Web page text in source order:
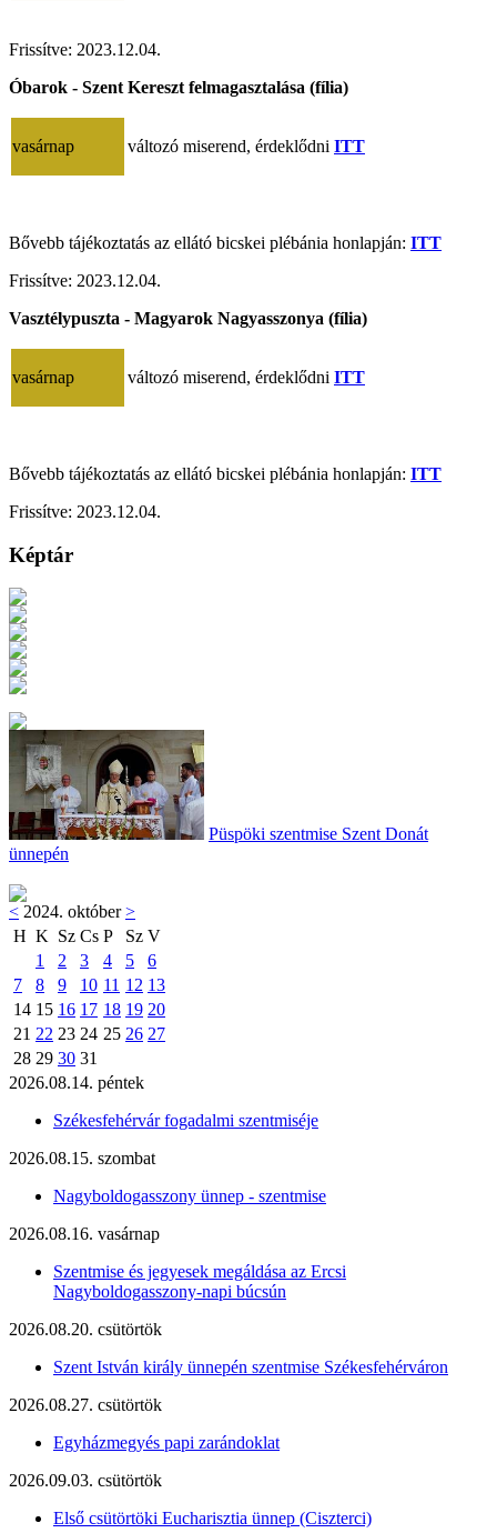
Frissítve: 2023.12.04.
Óbarok - Szent Kereszt felmagasztalása (fília)
vasárnap változó miserend, érdeklődni ITT
Bővebb tájékoztatás az ellátó bicskei plébánia honlapján: ITT
Frissítve: 2023.12.04.
Vasztélypuszta - Magyarok Nagyasszonya (fília)
vasárnap változó miserend, érdeklődni ITT
Bővebb tájékoztatás az ellátó bicskei plébánia honlapján: ITT
Frissítve: 2023.12.04.
Képtár
Püspöki szentmise Szent Donát
ünnepén
< 2024. október>
H K Sz Cs P Sz V
1
2 3 4 5
6
7
8 9 10 11 12 13
14 15 16 17 18 19 20
21 22 23 24 25 26 27
28 29 30 31
2026.08.14. péntek
Székesfehérvár fogadalmi szentmiséje
2026.08.15. szombat
Nagyboldogasszony ünnep - szentmise
2026.08.16. vasárnap
Szentmise és jegyesek megáldása az Ercsi
Nagyboldogasszony-napi búcsún
2026.08.20. csütörtök
Szent István király ünnepén szentmise Székesfehérváron
2026.08.27. csütörtök
Egyházmegyés papi zarándoklat
2026.09.03. csütörtök
Első csütörtöki Eucharisztia ünnep (Ciszterci)